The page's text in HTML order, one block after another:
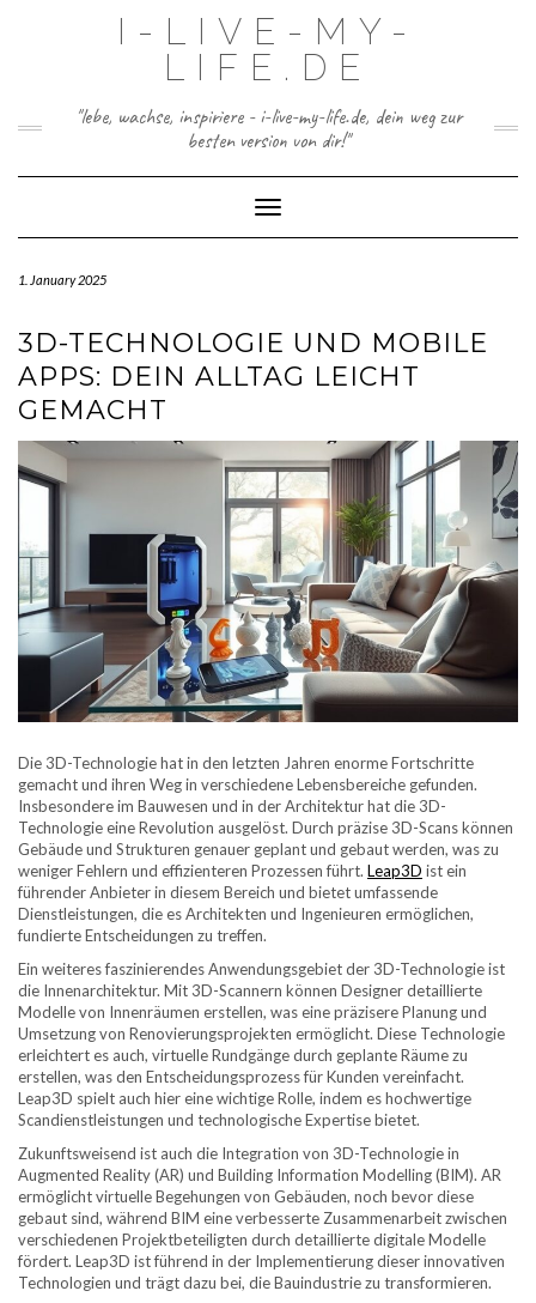
I-LIVE-MY-
LIFE.DE
"lebe, wachse, inspiriere - i-live-my-life.de, dein weg zur
besten version von dir!"
Toggle Navigation
1. January 2025
3D-TECHNOLOGIE UND MOBILE
APPS: DEIN ALLTAG LEICHT
GEMACHT
Die 3D-Technologie hat in den letzten Jahren enorme Fortschritte
gemacht und ihren Weg in verschiedene Lebensbereiche gefunden.
Insbesondere im Bauwesen und in der Architektur hat die 3D-
Technologie eine Revolution ausgelöst. Durch präzise 3D-Scans können
Gebäude und Strukturen genauer geplant und gebaut werden, was zu
weniger Fehlern und effizienteren Prozessen führt. Leap3D ist ein
führender Anbieter in diesem Bereich und bietet umfassende
Dienstleistungen, die es Architekten und Ingenieuren ermöglichen,
fundierte Entscheidungen zu treffen.
Ein weiteres faszinierendes Anwendungsgebiet der 3D-Technologie ist
die Innenarchitektur. Mit 3D-Scannern können Designer detaillierte
Modelle von Innenräumen erstellen, was eine präzisere Planung und
Umsetzung von Renovierungsprojekten ermöglicht. Diese Technologie
erleichtert es auch, virtuelle Rundgänge durch geplante Räume zu
erstellen, was den Entscheidungsprozess für Kunden vereinfacht.
Leap3D spielt auch hier eine wichtige Rolle, indem es hochwertige
Scandienstleistungen und technologische Expertise bietet.
Zukunftsweisend ist auch die Integration von 3D-Technologie in
Augmented Reality (AR) und Building Information Modelling (BIM). AR
ermöglicht virtuelle Begehungen von Gebäuden, noch bevor diese
gebaut sind, während BIM eine verbesserte Zusammenarbeit zwischen
verschiedenen Projektbeteiligten durch detaillierte digitale Modelle
fördert. Leap3D ist führend in der Implementierung dieser innovativen
Technologien und trägt dazu bei, die Bauindustrie zu transformieren.